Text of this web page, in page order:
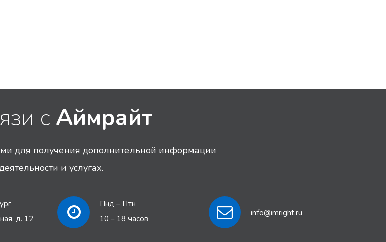
с Аймрайт
для получения дополнительной информации
и услугах.
д. 12
Пнд – Птн
10 – 18 часов
info@imright.ru